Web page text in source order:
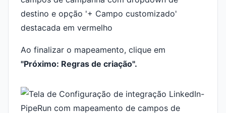
Ao finalizar o mapeamento, clique em
"Próximo: Regras de criação".